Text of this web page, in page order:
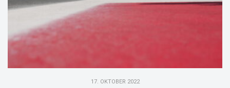
17. OKTOBER 2022